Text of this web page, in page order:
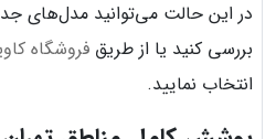
در این حالت می‌توانید مدل‌های
بررسی کنید یا از طریق فروشگاه
انتخاب نمایید.